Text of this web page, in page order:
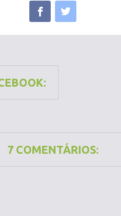
7 COMENTÁRIOS: